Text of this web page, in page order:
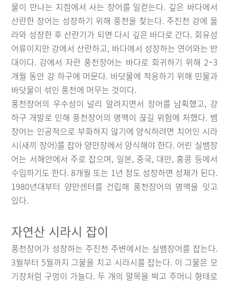
물이 만나는 지점에서 사는 장어를 일컫는다. 깊은 바다에서
산란한 장어는 성장하기 위해 풍천을 찾는다. 주진천 강에 올
라와 성장한 후 산란기가 되면 다시 깊은 바다로 간다. 회유성
어류이지만 강에서 산란하고, 바다에서 성장하는 연어와는 반
대이다. 강에서 자란 풍천장어는 바다로 회귀하기 위해 2~3
개월 동안 강 하구에 머문다. 바닷물에 적응하기 위해 민물과
바닷물이 섞인 풍천에 머무는 것이다.
풍천장어의 우수성이 널리 알려지면서 장어를 남획했고, 강
하구 개발로 인해 풍천장어의 명맥이 끊길 위험에 처했다. 뱀
장어는 인공적으로 부화하지 않기에 양식하려면 치어인 시라
시(새끼 장어)를 잡아 양만장에서 양식해야 한다. 어린 실뱀장
어는 서해안에서 주로 잡으며, 일본, 중국, 대만, 홍콩 등에서
수입하기도 한다. 8개월 또는 1년 정도 성장하면 성체가 된다.
1980년대부터 양만센터를 건립해 풍천장어의 명맥을 잇고
있다.
자연산 시라시 잡이
풍천장어가 성장하는 주진천 주변에서는 실뱀장어를 잡는다.
3월부터 5월까지 그물을 치고 시라시를 잡는다. 이 그물은 모
기장처럼 구멍이 가늘다. 두 개의 말목을 박고 주머니 형태로